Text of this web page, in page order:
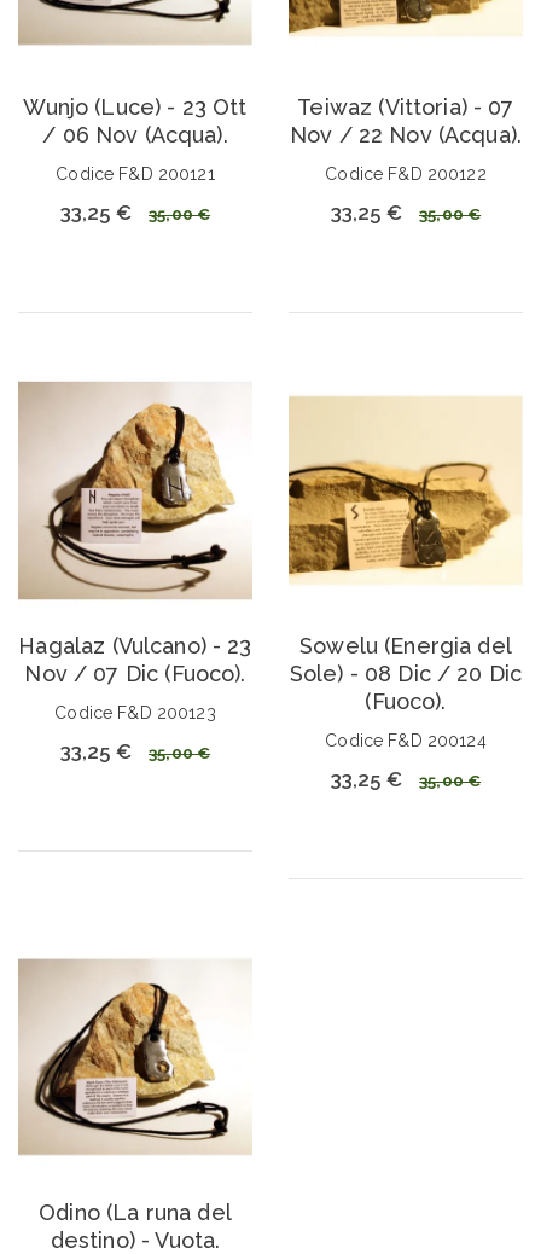
Wunjo (Luce) - 23 Ott
/ 06 Nov (Acqua).
Codice F&D 200121
33,25 € 35,00 €
Teiwaz (Vittoria) - 07
Nov / 22 Nov (Acqua).
Codice F&D 200122
33,25 € 35,00 €
Hagalaz (Vulcano) - 23
Nov / 07 Dic (Fuoco).
Codice F&D 200123
33,25 € 35,00 €
Sowelu (Energia del
Sole) - 08 Dic / 20 Dic
(Fuoco).
Codice F&D 200124
33,25 € 35,00 €
Odino (La runa del
destino) - Vuota.